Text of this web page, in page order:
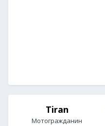
Tiran
Мотогражданин